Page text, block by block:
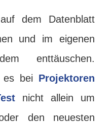
dem Datenblatt
und im eigenen
enttäuschen.
es bei Projektoren
nicht allein um
den neuesten